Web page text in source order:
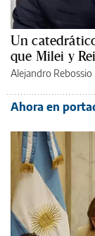
Un
que Milei y
Alejandro Rebossio
Ahora en